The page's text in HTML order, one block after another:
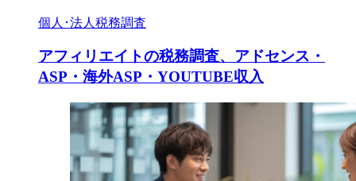
個人･法人税務調査
アフィリエイトの税務調査、アドセンス・
ASP・海外ASP・YOUTUBE収入